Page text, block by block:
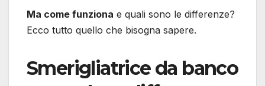
Ma come funziona e quali sono le differenze?
Ecco tutto quello che bisogna sapere.
Smerigliatrice da banco